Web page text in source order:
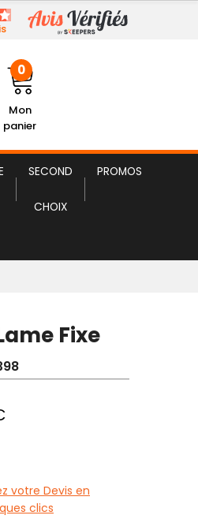
Mon
panier
0
SECOND
CHOIX
PROMOS
4,88 € HT
Fixe
votre Devis en
clics